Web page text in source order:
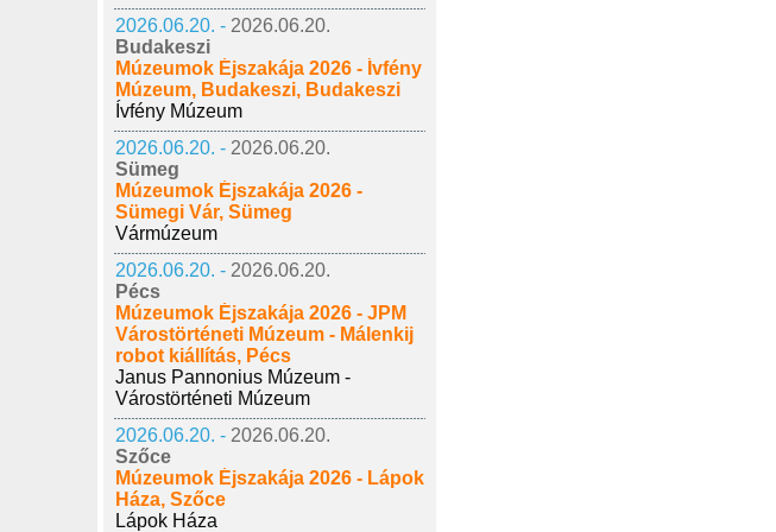
2026.06.20. - 2026.06.20.
Budakeszi
Múzeumok Éjszakája 2026 - Ívfény
Múzeum, Budakeszi, Budakeszi
Ívfény Múzeum
2026.06.20. - 2026.06.20.
Sümeg
Múzeumok Éjszakája 2026 -
Sümegi Vár, Sümeg
Vármúzeum
2026.06.20. - 2026.06.20.
Pécs
Múzeumok Éjszakája 2026 - JPM
Várostörténeti Múzeum - Málenkij
robot kiállítás, Pécs
Janus Pannonius Múzeum -
Várostörténeti Múzeum
2026.06.20. - 2026.06.20.
Szőce
Múzeumok Éjszakája 2026 - Lápok
Háza, Szőce
Lápok Háza